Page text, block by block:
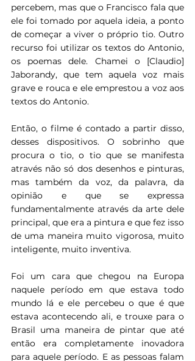
percebem, mas que o Francisco fala que
ele foi tomado por aquela ideia, a ponto
de começar a viver o próprio tio. Outro
recurso foi utilizar os textos do Antonio,
os poemas dele. Chamei o [Claudio]
Jaborandy, que tem aquela voz mais
grave e rouca e ele emprestou a voz aos
textos do Antonio.
Então, o filme é contado a partir disso,
desses dispositivos. O sobrinho que
procura o tio, o tio que se manifesta
através não só dos desenhos e pinturas,
mas também da voz, da palavra, da
opinião e que se expressa
fundamentalmente através da arte dele
principal, que era a pintura e que fez isso
de uma maneira muito vigorosa, muito
inteligente, muito inventiva.
Foi um cara que chegou na Europa
naquele período em que estava todo
mundo lá e ele percebeu o que é que
estava acontecendo ali, e trouxe para o
Brasil uma maneira de pintar que até
então era completamente inovadora
para aquele período. E as pessoas falam